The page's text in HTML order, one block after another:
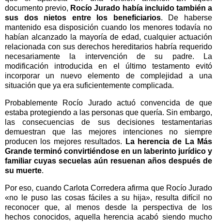
documento previo, Rocío Jurado había incluido también a
sus dos nietos entre los beneficiarios. De haberse
mantenido esa disposición cuando los menores todavía no
habían alcanzado la mayoría de edad, cualquier actuación
relacionada con sus derechos hereditarios habría requerido
necesariamente la intervención de su padre. La
modificación introducida en el último testamento evitó
incorporar un nuevo elemento de complejidad a una
situación que ya era suficientemente complicada.
Probablemente Rocío Jurado actuó convencida de que
estaba protegiendo a las personas que quería. Sin embargo,
las consecuencias de sus decisiones testamentarias
demuestran que las mejores intenciones no siempre
producen los mejores resultados.
La herencia de La Más
Grande terminó convirtiéndose en un laberinto jurídico y
familiar cuyas secuelas aún resuenan años después de
su muerte.
Por eso, cuando Carlota Corredera afirma que Rocío Jurado
«no le puso las cosas fáciles a su hija», resulta difícil no
reconocer que, al menos desde la perspectiva de los
hechos conocidos, aquella herencia acabó siendo mucho